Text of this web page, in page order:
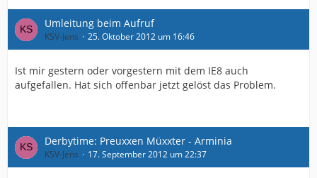
Umleitung beim Aufruf
KSV-Jens 25. Oktober 2012 um 16:46
Ist mir gestern oder vorgestern mit dem IE8 auch
aufgefallen. Hat sich offenbar jetzt gelöst das Problem.
Derbytime: Preuxxen Müxxter - Arminia
KSV-Jens 17. September 2012 um 22:37